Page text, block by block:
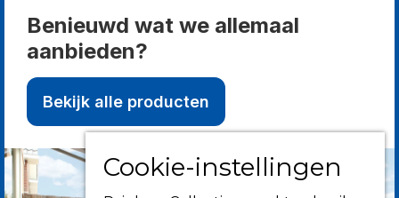
Benieuwd wat we allemaal
aanbieden?
Bekijk alle producten
Cookie-instellingen